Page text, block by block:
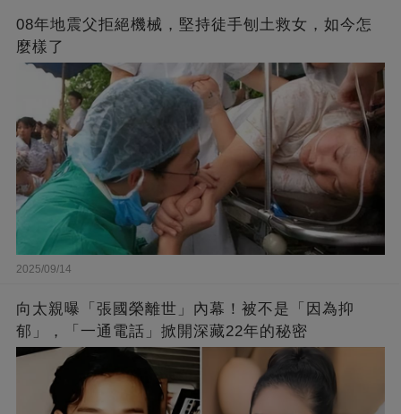
08年地震父拒絕機械，堅持徒手刨土救女，如今怎
麼樣了
2025/09/14
向太親曝「張國榮離世」內幕！被不是「因為抑
郁」，「一通電話」掀開深藏22年的秘密